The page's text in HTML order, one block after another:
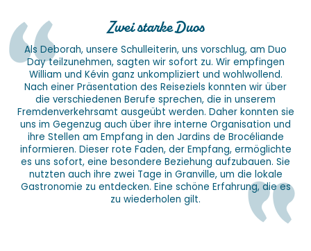
Zwei starke Duos
Als Deborah, unsere Schulleiterin, uns vorschlug, am Duo
Day teilzunehmen, sagten wir sofort zu. Wir empfingen
William und Kévin ganz unkompliziert und wohlwollend.
Nach einer Präsentation des Reiseziels konnten wir über
die verschiedenen Berufe sprechen, die in unserem
Fremdenverkehrsamt ausgeübt werden. Daher konnten sie
uns im Gegenzug auch über ihre interne Organisation und
ihre Stellen am Empfang in den Jardins de Brocéliande
informieren. Dieser rote Faden, der Empfang, ermöglichte
es uns sofort, eine besondere Beziehung aufzubauen. Sie
nutzten auch ihre zwei Tage in Granville, um die lokale
Gastronomie zu entdecken. Eine schöne Erfahrung, die es
zu wiederholen gilt.